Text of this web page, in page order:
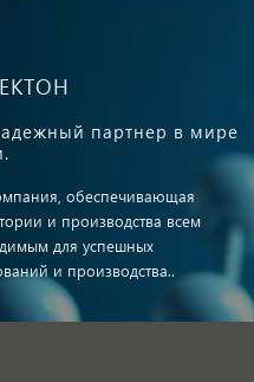
партнер в мире
обеспечивающая
и производства всем
для успешных
и производства..